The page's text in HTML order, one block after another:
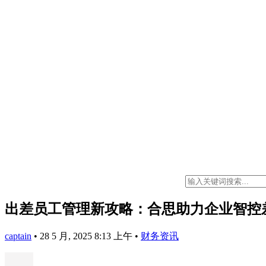
出差员工管理新攻略：合思助力企业智控
captain • 28 5 月, 2025 8:13 上午 • 财务资讯